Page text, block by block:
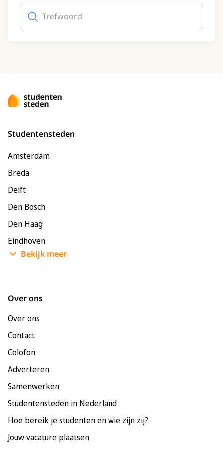
Trefwoord
Studentensteden
Amsterdam
Breda
Delft
Den Bosch
Den Haag
Eindhoven
Enschede
Bekijk meer
Over ons
Over ons
Contact
Colofon
Adverteren
Samenwerken
Studentensteden in Nederland
Hoe bereik je studenten en wie zijn zij?
Jouw vacature plaatsen